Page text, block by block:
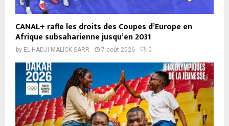
CANAL+ rafle les droits des Coupes d’Europe en
Afrique subsaharienne jusqu’en 2031
by EL HADJI MALICK SARR 7 août 2026 0